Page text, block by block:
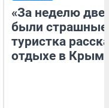
«За неделю две
были
туристка
отдыхе в